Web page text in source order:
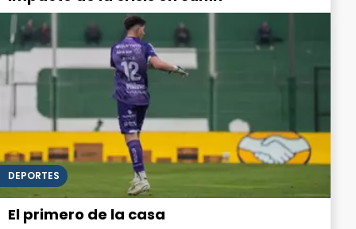
DEPORTES
El primero de la casa